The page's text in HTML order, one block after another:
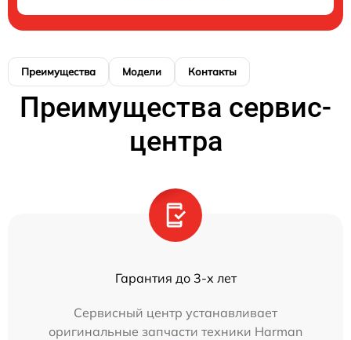
Преимущества Модели Контакты
Преимущества сервис-
центра
Гарантия до 3-х лет
Сервисный центр устанавливает
оригинальные запчасти техники Harman